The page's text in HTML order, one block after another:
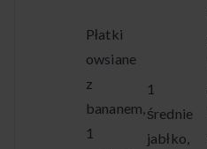
Płatki
owsiane
z
bananem,
1
1
średnie
jabłko,